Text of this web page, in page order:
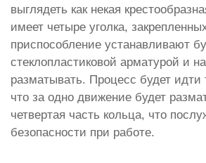
выглядеть как некая
имеет четыре уголка,
приспособление устанавливают
стеклопластиковой арматурой и
разматывать. Процесс будет идти
что за одно движение будет
четвертая часть кольца, что
безопасности при работе.